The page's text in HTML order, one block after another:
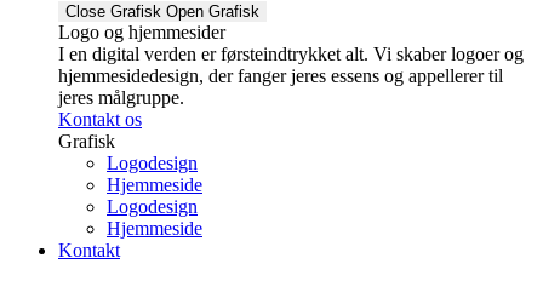
Close Grafisk Open Grafisk
Logo og hjemmesider
I en digital verden er førsteindtrykket alt. Vi skaber logoer og
hjemmesidedesign, der fanger jeres essens og appellerer til
jeres målgruppe.
Kontakt os
Grafisk
Logodesign
Hjemmeside
Logodesign
Hjemmeside
Kontakt